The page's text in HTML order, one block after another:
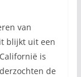
van
blijkt uit een
is
de